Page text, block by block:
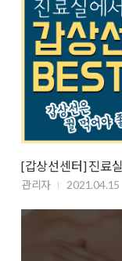
[갑상선센터] 진료
관리자 2021.04.15